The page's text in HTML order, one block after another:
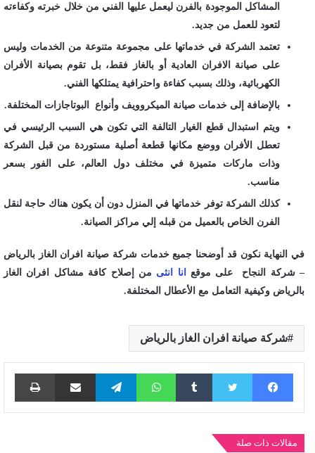
المشاكل الموجودة بالفرن ليعمل عليها الفني من خلال خبرته وكفاءته
لتعود للعمل من جديد.
تعتمد الشركة في خدماتها على مجموعة متنوعة من الخدمات وليس
على صيانة الافران العادية أو بالغاز فقط، بل تقوم بصيانة الأفران
الكهربائية، وذلك بسبب كفاءة واحترافية يمتلكها الفني.
بالإضافة إلى خدمات صيانة الميكروويف وأنواع البوتاجازات المختلفة.
ويتم استبدال قطع الغيار التالفة التي تكون هي السبب الرئيسي في
تعطل الأفران ووضع مكانها قطعة أصلية مستوردة من قبل الشركة
وذات ماركات متميزة في مختلف دول العالم، على الفور بسعر
مناسب.
كذلك الشركة توفر خدماتها في المنزل دون أن يكون هناك حاجة لنقل
الفرن الخاص بالعميل من قبله إلي مراكز الصيانة.
في النهاية نكون قد أوضحنا جميع خدماتشركة صيانة افران الغاز بالرياض
– شركة النجاح على موقع انا انثى من إصلاح كافة مشاكل افران الغاز
بالرياض وكيفية التعامل مع الأعطال المختلفة.
شركة صيانة افران الغاز بالرياض
فيسبوك تويتر واتساب تيلقرام مشاركة عبر البريد
مقالات ذات صلة